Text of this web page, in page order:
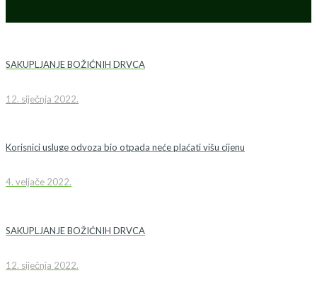
SAKUPLJANJE BOŽIĆNIH DRVCA
12. siječnja 2022.
Korisnici usluge odvoza bio otpada neće plaćati višu cijenu
4. veljače 2022.
SAKUPLJANJE BOŽIĆNIH DRVCA
12. siječnja 2022.